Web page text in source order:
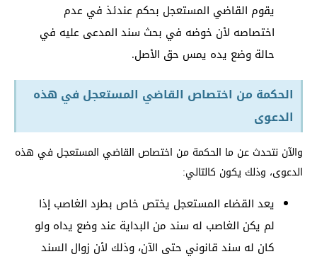
يقوم القاضي المستعجل بحكم عندئذ في عدم
اختصاصه لأن خوضه في بحث سند المدعى عليه في
حالة وضع يده يمس حق الأصل.
الحكمة من اختصاص القاضي المستعجل في هذه
الدعوى
والآن نتحدث عن ما الحكمة من اختصاص القاضي المستعجل في هذه
الدعوى، وذلك يكون كالتالي:
يعد القضاء المستعجل يختص خاص بطرد الغاصب إذا
لم يكن الغاصب له سند من البداية عند وضع يداه ولو
كان له سند قانوني حتى الآن، وذلك لأن زوال السند